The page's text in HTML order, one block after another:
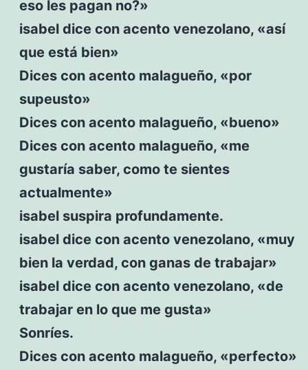
eso les pagan no?»
isabel dice con acento venezolano, «así
que está bien»
Dices con acento malagueño, «por
supeusto»
Dices con acento malagueño, «bueno»
Dices con acento malagueño, «me
gustaría saber, como te sientes
actualmente»
isabel suspira profundamente.
isabel dice con acento venezolano, «muy
bien la verdad, con ganas de trabajar»
isabel dice con acento venezolano, «de
trabajar en lo que me gusta»
Sonríes.
Dices con acento malagueño, «perfecto»